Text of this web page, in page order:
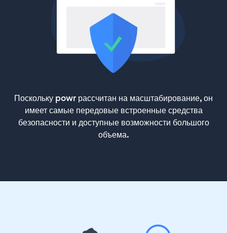
Поскольку powr рассчитан на масштабирование, он
имеет самые передовые встроенные средства
безопасности и доступные возможности большого
объема.